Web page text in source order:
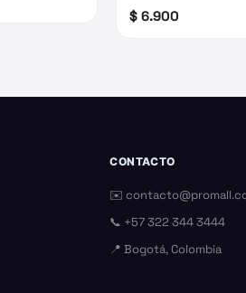
$ 6.900
CONTACTO
✉️
📞 +57 322 344 3444
📍 Bogotá, Colombia